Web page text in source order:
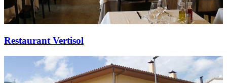
Restaurant Vertisol